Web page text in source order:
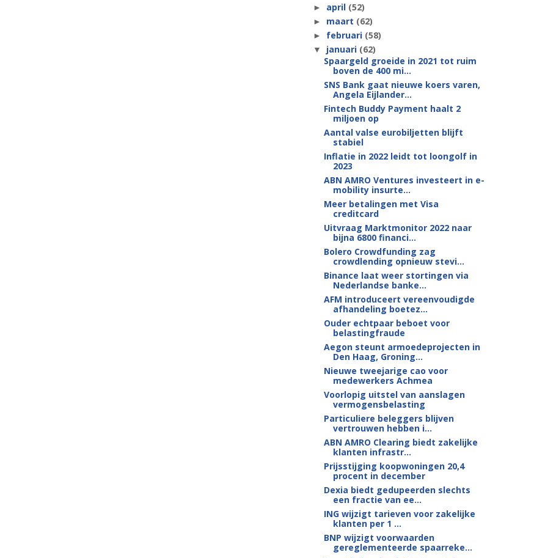
► april (52)
► maart (62)
► februari (58)
▼ januari (62)
Spaargeld groeide in 2021 tot ruim
boven de 400 mi...
SNS Bank gaat nieuwe koers varen,
Angela Eijlander...
Fintech Buddy Payment haalt 2
miljoen op
Aantal valse eurobiljetten blijft
stabiel
Inflatie in 2022 leidt tot loongolf in
2023
ABN AMRO Ventures investeert in e-
mobility insurte...
Meer betalingen met Visa
creditcard
Uitvraag Marktmonitor 2022 naar
bijna 6800 financi...
Bolero Crowdfunding zag
crowdlending opnieuw stevi...
Binance laat weer stortingen via
Nederlandse banke...
AFM introduceert vereenvoudigde
afhandeling boetez...
Ouder echtpaar beboet voor
belastingfraude
Aegon steunt armoedeprojecten in
Den Haag, Groning...
Nieuwe tweejarige cao voor
medewerkers Achmea
Voorlopig uitstel van aanslagen
vermogensbelasting
Particuliere beleggers blijven
vertrouwen hebben i...
ABN AMRO Clearing biedt zakelijke
klanten infrastr...
Prijsstijging koopwoningen 20,4
procent in december
Dexia biedt gedupeerden slechts
een fractie van ee...
ING wijzigt tarieven voor zakelijke
klanten per 1 ...
BNP wijzigt voorwaarden
gereglementeerde spaarreke...